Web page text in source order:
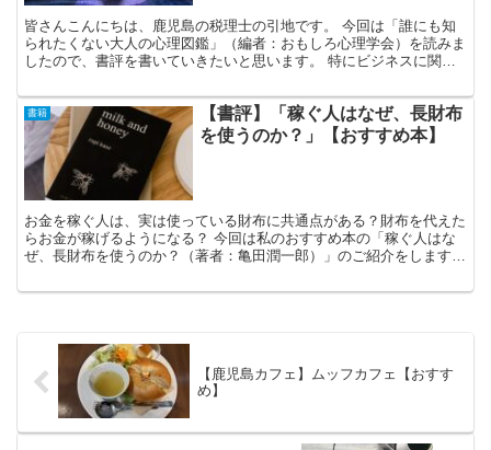
皆さんこんにちは、鹿児島の税理士の引地です。 今回は「誰にも知
られたくない大人の心理図鑑」（編者：おもしろ心理学会）を読みま
したので、書評を書いていきたいと思います。 特にビジネスに関係
書籍
【書評】「稼ぐ人はなぜ、長財布
を使うのか？」【おすすめ本】
お金を稼ぐ人は、実は使っている財布に共通点がある？財布を代えた
らお金が稼げるようになる？ 今回は私のおすすめ本の「稼ぐ人はな
ぜ、長財布を使うのか？（著者：亀田潤一郎）」のご紹介をします！
【鹿児島カフェ】ムッフカフェ【おすす
め】